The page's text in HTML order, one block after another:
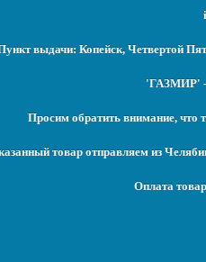
выдачи: Копейск, Четвертой
'ГАЗМИР' -
Просим обратить внимание, что
товар отправляем из
Оплата